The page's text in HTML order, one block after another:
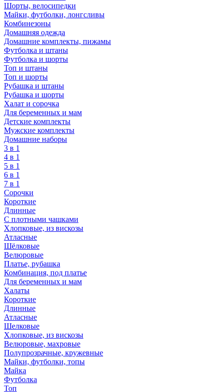
Шорты, велосипедки
Майки, футболки, лонгсливы
Комбинезоны
Домашняя одежда
Домашние комплекты, пижамы
Футболка и штаны
Футболка и шорты
Топ и штаны
Топ и шорты
Рубашка и штаны
Рубашка и шорты
Халат и сорочка
Для беременных и мам
Детские комплекты
Мужские комплекты
Домашние наборы
3 в 1
4 в 1
5 в 1
6 в 1
7 в 1
Сорочки
Короткие
Длинные
С плотными чашками
Хлопковые, из вискозы
Атласные
Шёлковые
Велюровые
Платье, рубашка
Комбинация, под платье
Для беременных и мам
Халаты
Короткие
Длинные
Атласные
Шелковые
Хлопковые, из вискозы
Велюровые, махровые
Полупрозрачные, кружевные
Майки, футболки, топы
Майка
Футболка
Топ